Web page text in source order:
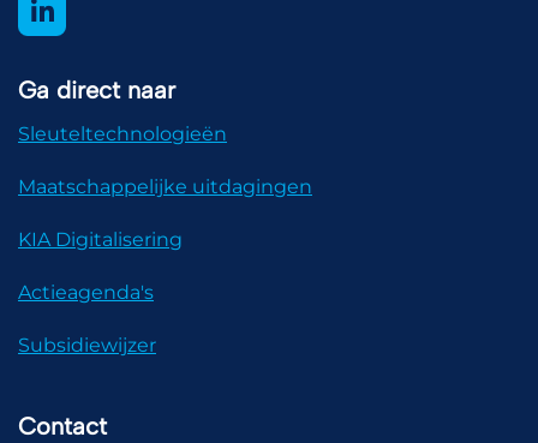
Ga direct naar
Sleuteltechnologieën
Maatschappelijke uitdagingen
KIA Digitalisering
Actieagenda's
Subsidiewijzer
Contact